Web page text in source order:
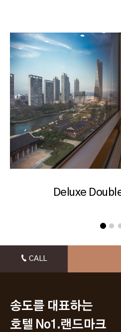
Deluxe
CALL
송도를 대표하는
호텔 No1.랜드마크